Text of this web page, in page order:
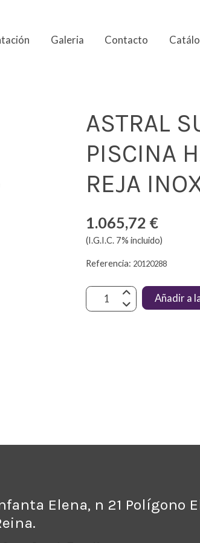
Galeria Contacto
ASTRAL
PISCINA
REJA
1.065,72 €
(I.G.I.C. 7% incluido)
Referencia: 20120288
Añadir a
Elena, n 21 Polígono